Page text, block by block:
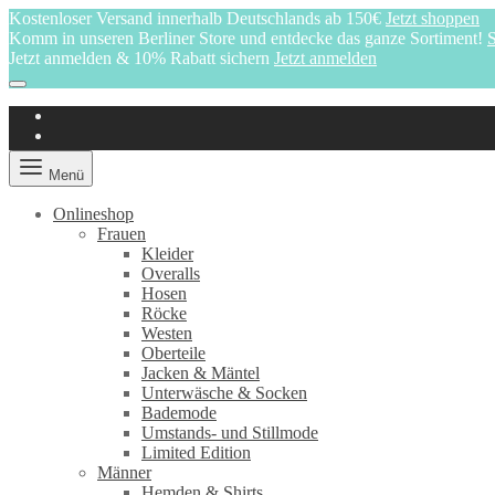
Kostenloser Versand innerhalb Deutschlands ab 150€ Jetzt shoppen
Komm in unseren Berliner Store und entdecke das ganze Sortiment!
Jetzt anmelden & 10% Rabatt sichern Jetzt anmelden
Menü
Onlineshop
Frauen
Kleider
Overalls
Hosen
Röcke
Westen
Oberteile
Jacken & Mäntel
Unterwäsche & Socken
Bademode
Umstands- und Stillmode
Limited Edition
Männer